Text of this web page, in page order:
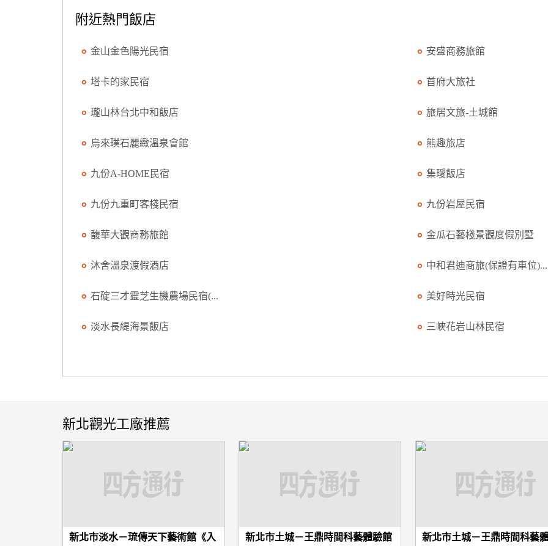
附近熱門飯店
金山金色陽光民宿 安盛商務旅館
塔卡的家民宿 首府大旅社
瓏山林台北中和飯店 旅居文旅-土城館
烏來璞石麗緻溫泉會館 熊趣旅店
九份A-HOME民宿 集璦飯店
九份九重町客棧民宿 九份岩屋民宿
馥華大觀商務旅館 金瓜石藝棧景觀度假別墅
沐舍溫泉渡假酒店 中和君迪商旅(保證有車位)...
石碇三才靈芝生機農場民宿(... 美好時光民宿
淡水長緹海景飯店 三峽花岩山林民宿
新北觀光工廠推薦
新北市淡水－琉傳天下藝術館《入
新北市土城－王鼎時間科藝體驗館
新北市土城－王鼎時間科藝